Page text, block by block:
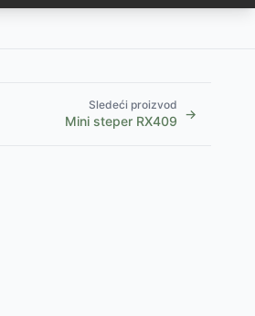
Sledeći proizvod
Mini steper RX409 →